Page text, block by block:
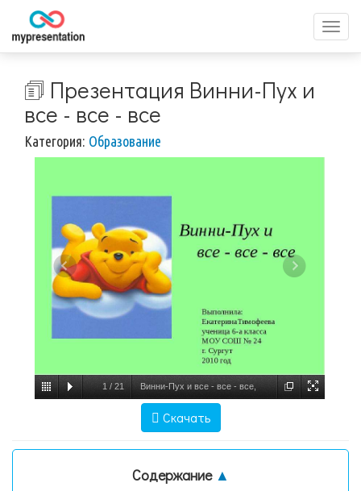
меню
🗊 Презентация Винни-Пух и
все - все - все
Категория: Образование
1 / 21 Винни-Пух и все - все - все,
Скачать
Содержание ▲